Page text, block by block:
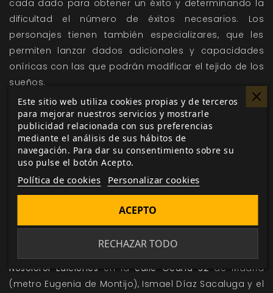
cada dado para obtener un éxito y determinando la
dificultad el número de éxitos necesarios. Los
personajes tienen también especializares, que les
permiten lanzar dados adicionales y capacidades
oníricas con las que podrán modificar el tejido de los
sueños.
Aparte de esta mecánica básica, la experiencia del
juego se complementa con otros parámetros como
ya explicamos en la noticia centrada en
reglamentodeDreamraiders, completando esta
novedosa pero sencilla mecánica y permitiendo ser
adaptada a otros juegos de rol conocidos.
Nosolorol Ediciones en la calle Ocaña 32 de Madrid
(metro Eugenia de Montijo), Ismael Díaz Sacaluga y el
Este sitio web utiliza cookies propias y de terceros
para mejorar nuestros servicios y mostrarle
publicidad relacionada con sus preferencias
mediante el análisis de sus hábitos de
navegación. Para dar su consentimiento sobre su
uso pulse el botón Acepto.
Política de cookies Personalizar cookies
RECHAZAR TODO
ACEPTO